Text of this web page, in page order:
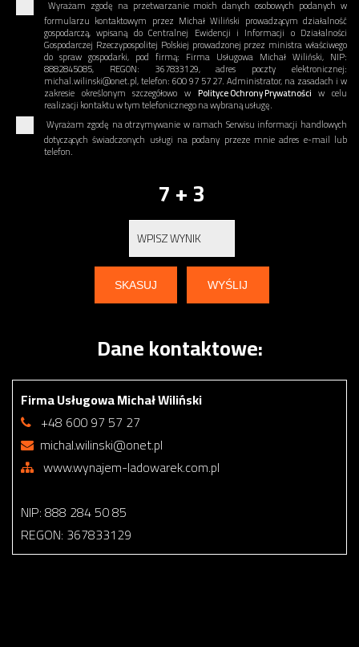
Wyrażam zgodę na przetwarzanie moich danych osobowych podanych w
formularzu kontaktowym przez Michał Wiliński prowadzącym działalność
gospodarczą, wpisaną do Centralnej Ewidencji i Informacji o Działalności
Gospodarczej Rzeczypospolitej Polskiej prowadzonej przez ministra właściwego
do spraw gospodarki, pod firmą: Firma Usługowa Michał Wiliński, NIP:
8882845085, REGON: 367833129, adres poczty elektronicznej:
michal.wilinski@onet.pl, telefon: 600 97 57 27. Administrator, na zasadach i w
zakresie określonym szczegółowo w Polityce Ochrony Prywatności w celu
realizacji kontaktu w tym telefonicznego na wybraną usługę.
Wyrażam zgodę na otrzymywanie w ramach Serwisu informacji handlowych
dotyczących świadczonych usługi na podany przeze mnie adres e-mail lub
telefon.
7 + 3
Dane kontaktowe:
Firma Usługowa Michał Wiliński
+48 600 97 57 27
michal.wilinski@onet.pl
www.wynajem-ladowarek.com.pl
NIP: 888 284 50 85
REGON: 367833129